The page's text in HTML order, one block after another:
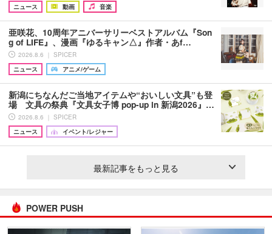
ニュース
動画 音楽
亜咲花、10周年アニバーサリーベストアルバム『Son
g of LIFE』、漫画『ゆるキャン△』作者・あf…
2026.8.6 ｜ SPICER
ニュース
アニメ/ゲーム
新潟にちなんだご当地アイテムや“おいしい文具”も登
場 文具の祭典『文具女子博 pop-up in 新潟2026』…
2026.8.6 ｜ SPICER
ニュース
イベント/レジャー
最新記事をもっと見る
POWER PUSH